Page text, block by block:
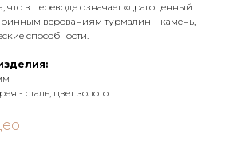
что в переводе означает «драгоценный
верованиям турмалин – камень,
способности.
- сталь, цвет золото